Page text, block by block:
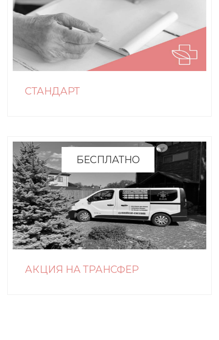
СТАНДАРТ
БЕСПЛАТНО
АКЦИЯ НА ТРАНСФЕР